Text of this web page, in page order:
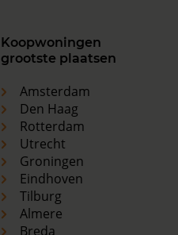
Koopwoningen
grootste plaatsen
Amsterdam
Den Haag
Rotterdam
Utrecht
Groningen
Eindhoven
Tilburg
Almere
Breda